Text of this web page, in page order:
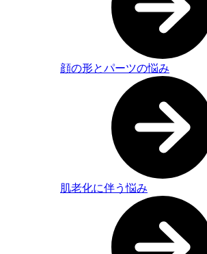
顔の形とパーツの悩み
肌老化に伴う悩み